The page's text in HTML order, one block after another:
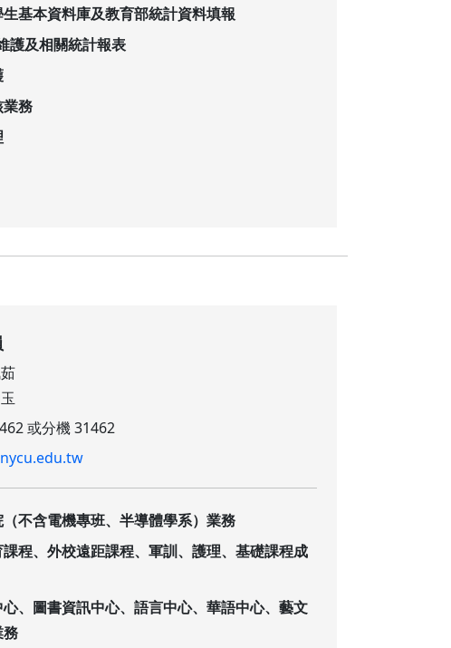
基本資料庫及教育部統計資料填報
護及相關統計報表
務
或分機 31462
不含電機專班、半導體學系）業務
程、外校遠距課程、軍訓、護理、基礎課程成
、圖書資訊中心、語言中心、華語中心、藝文
務